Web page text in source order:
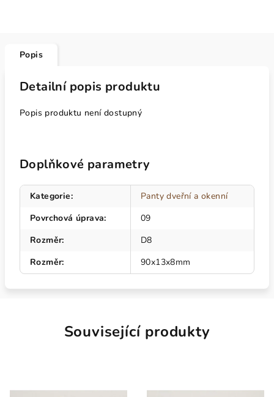
Popis
Detailní popis produktu
Popis produktu není dostupný
Doplňkové parametry
Kategorie:
Panty dveřní a okenní
Povrchová úprava:
09
Rozměr:
D8
Rozměr: 90x13x8mm
Související produkty